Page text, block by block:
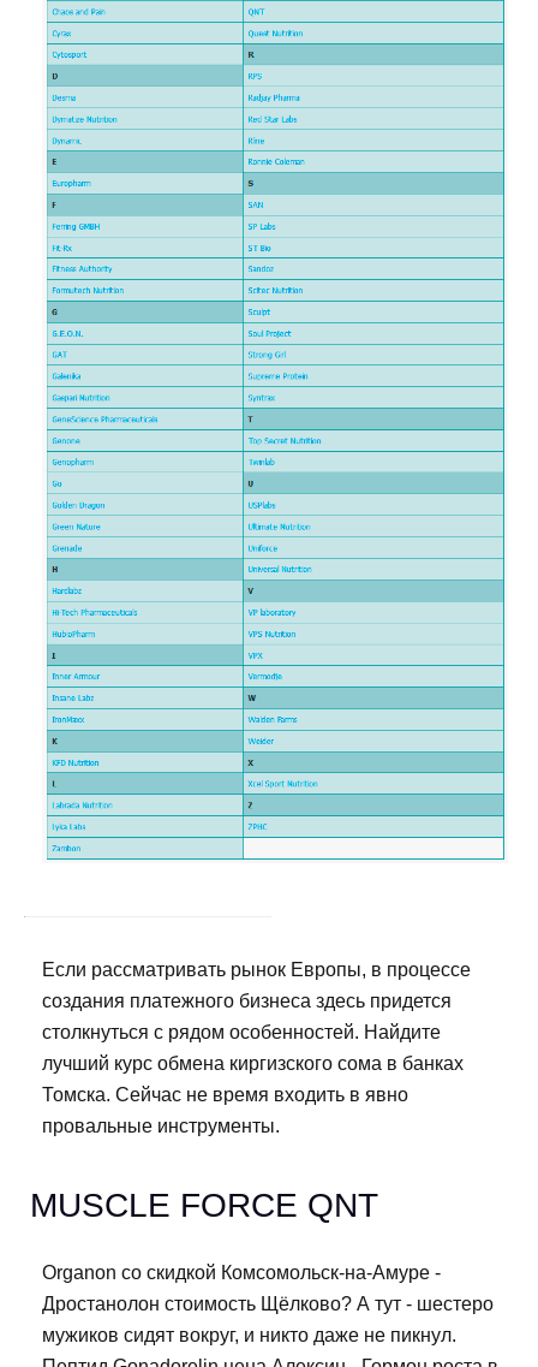
Если рассматривать рынок Европы, в процессе
создания платежного бизнеса здесь придется
столкнуться с рядом особенностей. Найдите
лучший курс обмена киргизского сома в банках
Томска. Сейчас не время входить в явно
провальные инструменты.
MUSCLE FORCE QNT
Organon со скидкой Комсомольск-на-Амуре -
Дростанолон стоимость Щёлково? А тут - шестеро
мужиков сидят вокруг, и никто даже не пикнул.